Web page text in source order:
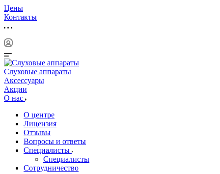
Цены
Контакты
Слуховые аппараты
Аксессуары
Акции
О нас
О центре
Лицензия
Отзывы
Вопросы и ответы
Специалисты
Специалисты
Сотрудничество